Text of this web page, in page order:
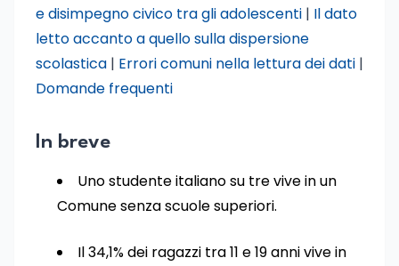
e disimpegno civico tra gli adolescenti | Il dato
letto accanto a quello sulla dispersione
scolastica | Errori comuni nella lettura dei dati |
Domande frequenti
In breve
Uno studente italiano su tre vive in un
Comune senza scuole superiori.
Il 34,1% dei ragazzi tra 11 e 19 anni vive in